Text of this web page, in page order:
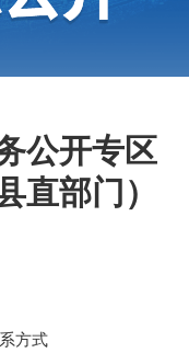
公开专区
直部门）
方式